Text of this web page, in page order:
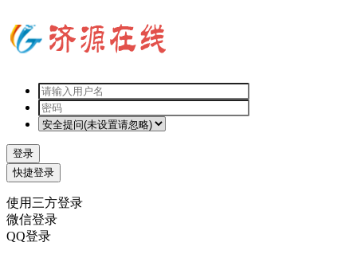
登录
快捷登录
使用三方登录
微信登录
QQ登录